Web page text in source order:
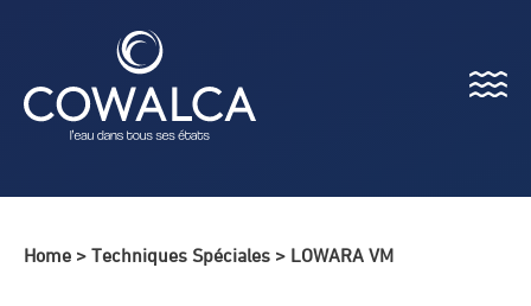
Menu
Home > Techniques Spéciales > LOWARA VM